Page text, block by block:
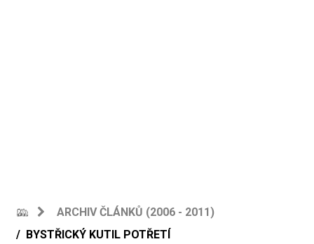
ARCHIV ČLÁNKŮ (2006 - 2011)
BYSTŘICKÝ KUTIL POTŘETÍ